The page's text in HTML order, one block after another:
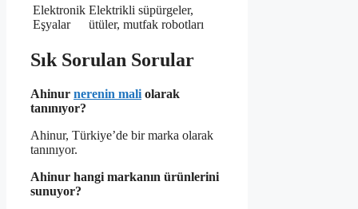
Elektronik
Eşyalar
Elektrikli süpürgeler,
ütüler, mutfak robotları
Sık Sorulan Sorular
Ahinur nerenin mali olarak
tanınıyor?
Ahinur, Türkiye’de bir marka olarak
tanınıyor.
Ahinur hangi markanın ürünlerini
sunuyor?